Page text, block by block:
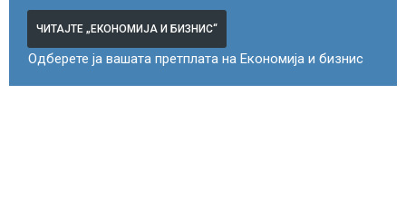
ЧИТАЈТЕ „ЕКОНОМИЈА И БИЗНИС“
Одберете ја вашата претплата на Економија и бизнис